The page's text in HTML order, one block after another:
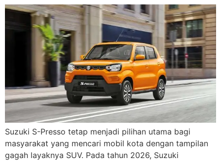
Suzuki S-Presso tetap menjadi pilihan utama bagi
masyarakat yang mencari mobil kota dengan tampilan
gagah layaknya SUV. Pada tahun 2026, Suzuki